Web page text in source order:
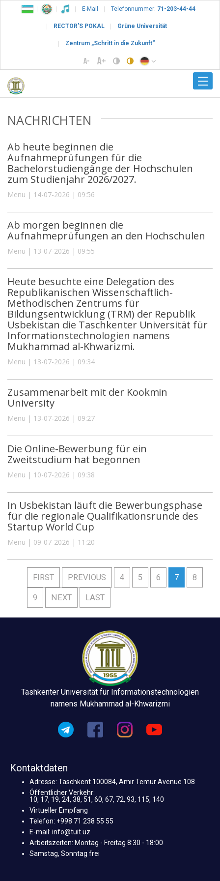
E-Mail Telefonnummer: 71-203-44-44
RECTOR’S POKAL Grüne Universität
Zentrum „Schritt in die Zukunft“
NACHRICHTEN
Ab heute beginnen die
Aufnahmeprüfungen für die
Bachelorstudiengänge der Hochschulen
zum Studienjahr 2026/2027.
Menu | 14-07-2026 | 09:56
Ab morgen beginnen die
Aufnahmeprüfungen an den Hochschulen
Menu | 13-07-2026 | 09:55
Heute besuchte eine Delegation des
Republikanischen Wissenschaftlich-
Methodischen Zentrums für
Bildungsentwicklung (TRM) der Republik
Usbekistan die Taschkenter Universität für
Informationstechnologien namens
Mukhammad al-Khwarizmi.
Menu | 13-07-2026 | 09:34
Zusammenarbeit mit der Kookmin
University
Menu | 13-07-2026 | 09:27
Die Online-Bewerbung für ein
Zweitstudium hat begonnen
Menu | 10-07-2026 | 09:38
In Usbekistan läuft die Bewerbungsphase
für die regionale Qualifikationsrunde des
Startup World Cup
Menu | 09-07-2026 | 11:20
FIRST PREVIOUS 4 5 6 7 8
9 NEXT LAST
Tashkenter Universität für Informationstechnologien
namens Mukhammad al-Khwarizmi
Kontaktdaten
Adresse: Taschkent 100084, Amir Temur Avenue 108
Öffentlicher Verkehr:
10, 17, 19, 24, 38, 51, 60, 67, 72, 93, 115, 140
Virtueller Empfang
Telefon: +998 71 238 55 55
E-mail: info@tuit.uz
Arbeitszeiten: Montag - Freitag 8:30 - 18:00
Samstag, Sonntag frei